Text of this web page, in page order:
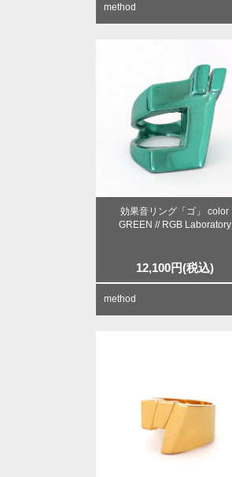
method
効果音リング「ゴ」 color
GREEN // RGB Laboratory
12,100円(税込)
method